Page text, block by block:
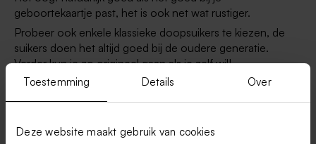
Toestemming Details Over
Deze website maakt gebruik van cookies
geboortekaartje past, het is ook net wat rustiger.
Probeer ook enkele klassieke doopsuikers te kiezen, de
suikers doen het altijd goed bij de oudere generatie.
Verder kun je zo origineel gaan als je zelf wil!
Wil je je doopsuiker presentatie niet te druk maken? Kies
dan voor beige of grijs als hoofdtint en vul aan met een
toch met een feminine touch!